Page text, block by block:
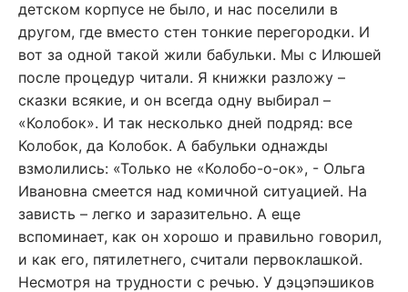
детском корпусе не было, и нас поселили в
другом, где вместо стен тонкие перегородки. И
вот за одной такой жили бабульки. Мы с Илюшей
после процедур читали. Я книжки разложу –
сказки всякие, и он всегда одну выбирал –
«Колобок». И так несколько дней подряд: все
Колобок, да Колобок. А бабульки однажды
взмолились: «Только не «Колобо-о-ок», - Ольга
Ивановна смеется над комичной ситуацией. На
зависть – легко и заразительно. А еще
вспоминает, как он хорошо и правильно говорил,
и как его, пятилетнего, считали первоклашкой.
Несмотря на трудности с речью. У дэцэпэшиков